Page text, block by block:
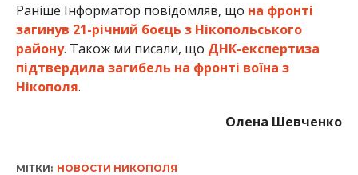
Раніше Інформатор повідомляв, що на фронті
загинув 21-річний боєць з Нікопольського
району. Також ми писали, що ДНК-експертиза
підтвердила загибель на фронті воїна з
Нікополя.
Олена Шевченко
МІТКИ: НОВОСТИ НИКОПОЛЯ